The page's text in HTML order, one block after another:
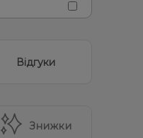
Відгуки
Знижки